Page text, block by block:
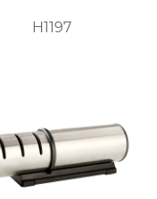
H1197